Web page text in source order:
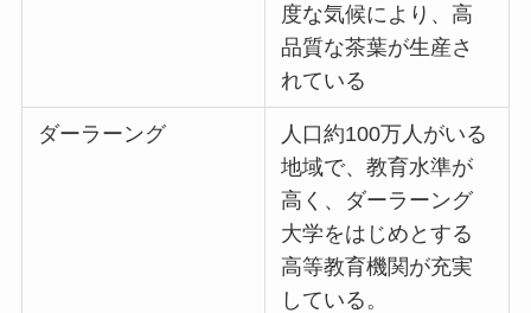
度な気候により、高
品質な茶葉が生産さ
れている
ダーラーング
人口約100万人がいる
地域で、教育水準が
高く、ダーラーング
大学をはじめとする
高等教育機関が充実
している。